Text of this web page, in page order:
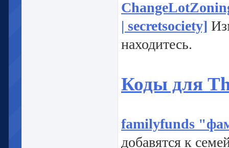
| secretsociety]
находитесь.
Коды для
familyfunds
добавятся к